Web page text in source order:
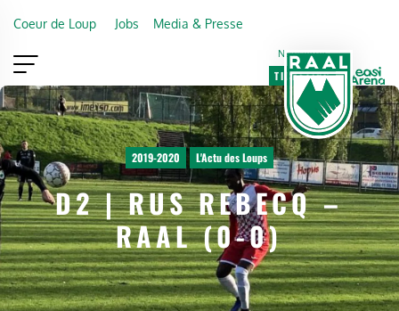
Coeur de Loup Jobs Media & Presse
Newsletter
TICKETING
VIP
FAN SHOP
2019-2020 L'Actu des Loups
D2 | RUS REBECQ –
RAAL (0-0)